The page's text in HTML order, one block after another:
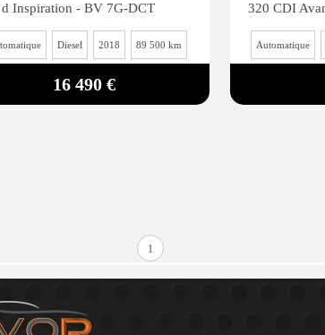
d Inspiration - BV 7G-DCT
Diesel 2018 89 500 km
16 490 €
Automatique
1